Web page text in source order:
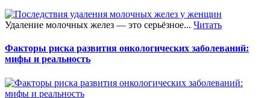
Удаление молочных желез — это серьёзное... Читать
Факторы риска развития онкологических заболеваний:
мифы и реальность